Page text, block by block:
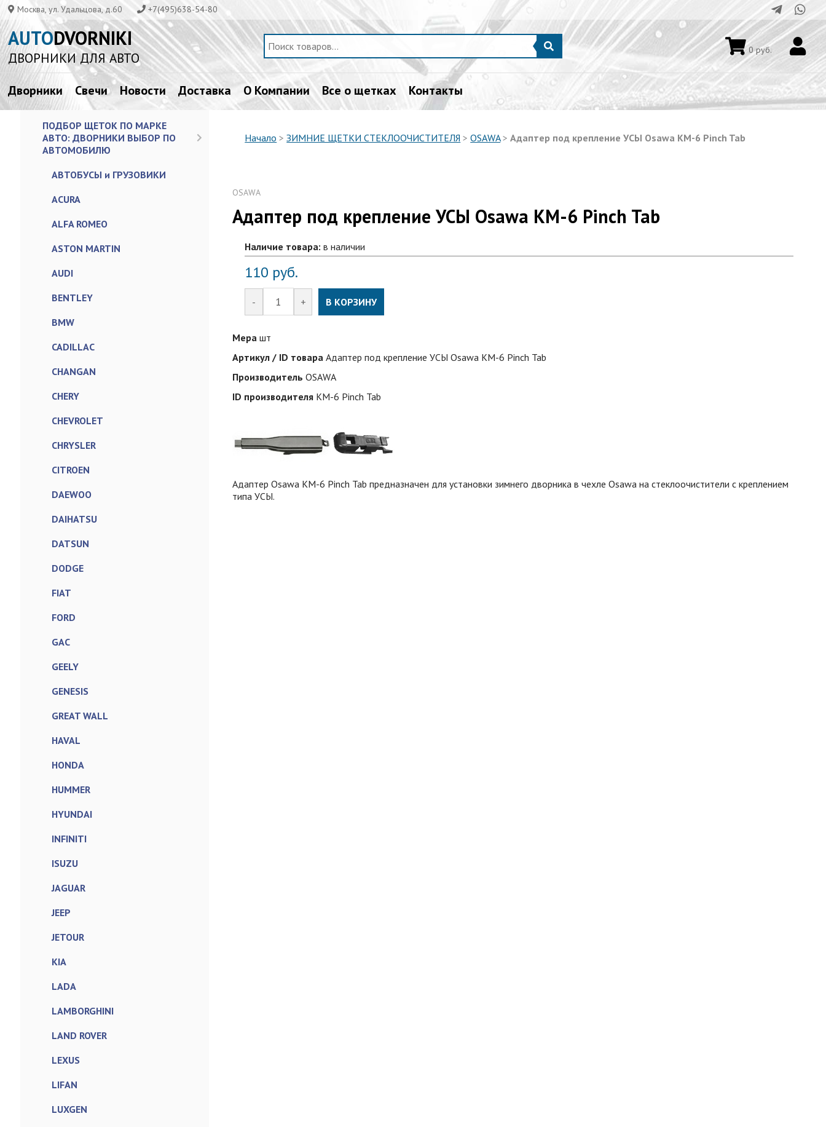
Москва, ул. Удальцова, д.60 +7(495)638-54-80
AUTODVORNIKI
ДВОРНИКИ ДЛЯ АВТО 0руб.
Дворники Свечи Новости Доставка О Компании Все о щетках Контакты
ПОДБОР ЩЕТОК ПО МАРКЕ
АВТО: ДВОРНИКИ ВЫБОР ПО
АВТОМОБИЛЮ
АВТОБУСЫ и ГРУЗОВИКИ
ACURA
ALFA ROMEO
ASTON MARTIN
AUDI
BENTLEY
BMW
CADILLAC
CHANGAN
CHERY
CHEVROLET
CHRYSLER
CITROEN
DAEWOO
DAIHATSU
DATSUN
DODGE
FIAT
FORD
GAC
GEELY
GENESIS
GREAT WALL
HAVAL
HONDA
HUMMER
HYUNDAI
INFINITI
ISUZU
JAGUAR
JEEP
JETOUR
KIA
LADA
LAMBORGHINI
LAND ROVER
LEXUS
LIFAN
LUXGEN
Начало >ЗИМНИЕ ЩЕТКИ СТЕКЛООЧИСТИТЕЛЯ >OSAWA>Адаптер под крепление УСЫ Osawa KM-6 Pinch Tab
OSAWA
Адаптер под крепление УСЫ Osawa KM-6 Pinch Tab
Наличие товара: в наличии
110 руб.
- + В КОРЗИНУ
Мера шт
Артикул / ID товара Адаптер под крепление УСЫ Osawa KM-6 Pinch Tab
Производитель OSAWA
ID производителя KM-6 Pinch Tab
Адаптер Osawa KM-6 Pinch Tab предназначен для установки зимнего дворника в чехле Osawa на стеклоочистители с креплением
типа УСЫ.